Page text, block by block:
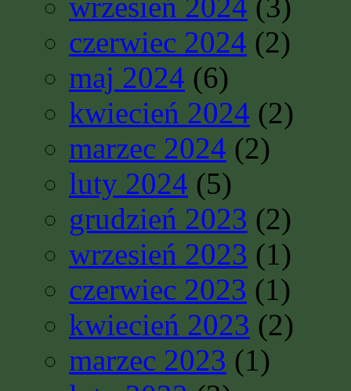
wrzesień 2024 (3)
czerwiec 2024 (2)
maj 2024 (6)
kwiecień 2024 (2)
marzec 2024 (2)
luty 2024 (5)
grudzień 2023 (2)
wrzesień 2023 (1)
czerwiec 2023 (1)
kwiecień 2023 (2)
marzec 2023 (1)